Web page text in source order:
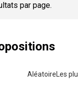
par page.
Aléatoire Les